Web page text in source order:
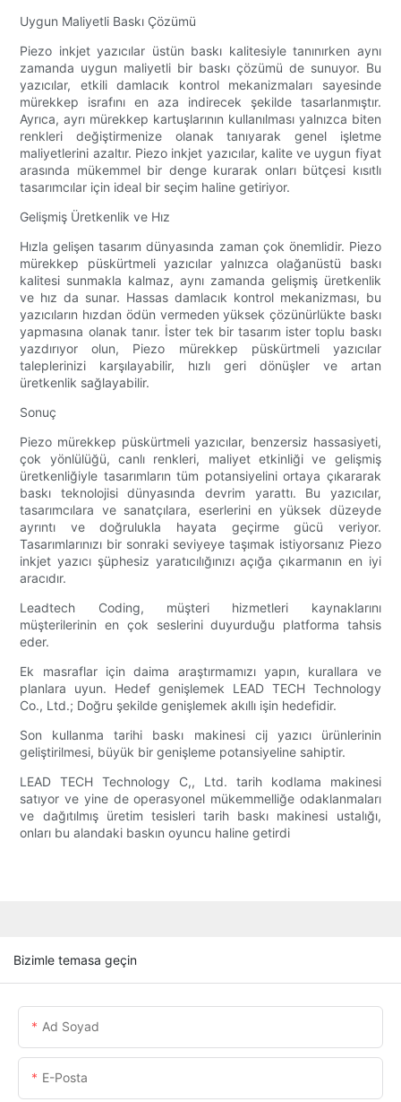
Uygun Maliyetli Baskı Çözümü
Piezo inkjet yazıcılar üstün baskı kalitesiyle tanınırken aynı
zamanda uygun maliyetli bir baskı çözümü de sunuyor. Bu
yazıcılar, etkili damlacık kontrol mekanizmaları sayesinde
mürekkep israfını en aza indirecek şekilde tasarlanmıştır.
Ayrıca, ayrı mürekkep kartuşlarının kullanılması yalnızca biten
renkleri değiştirmenize olanak tanıyarak genel işletme
maliyetlerini azaltır. Piezo inkjet yazıcılar, kalite ve uygun fiyat
arasında mükemmel bir denge kurarak onları bütçesi kısıtlı
tasarımcılar için ideal bir seçim haline getiriyor.
Gelişmiş Üretkenlik ve Hız
Hızla gelişen tasarım dünyasında zaman çok önemlidir. Piezo
mürekkep püskürtmeli yazıcılar yalnızca olağanüstü baskı
kalitesi sunmakla kalmaz, aynı zamanda gelişmiş üretkenlik
ve hız da sunar. Hassas damlacık kontrol mekanizması, bu
yazıcıların hızdan ödün vermeden yüksek çözünürlükte baskı
yapmasına olanak tanır. İster tek bir tasarım ister toplu baskı
yazdırıyor olun, Piezo mürekkep püskürtmeli yazıcılar
taleplerinizi karşılayabilir, hızlı geri dönüşler ve artan
üretkenlik sağlayabilir.
Sonuç
Piezo mürekkep püskürtmeli yazıcılar, benzersiz hassasiyeti,
çok yönlülüğü, canlı renkleri, maliyet etkinliği ve gelişmiş
üretkenliğiyle tasarımların tüm potansiyelini ortaya çıkararak
baskı teknolojisi dünyasında devrim yarattı. Bu yazıcılar,
tasarımcılara ve sanatçılara, eserlerini en yüksek düzeyde
ayrıntı ve doğrulukla hayata geçirme gücü veriyor.
Tasarımlarınızı bir sonraki seviyeye taşımak istiyorsanız Piezo
inkjet yazıcı şüphesiz yaratıcılığınızı açığa çıkarmanın en iyi
aracıdır.
Leadtech Coding, müşteri hizmetleri kaynaklarını
müşterilerinin en çok seslerini duyurduğu platforma tahsis
eder.
Ek masraflar için daima araştırmamızı yapın, kurallara ve
planlara uyun. Hedef genişlemek LEAD TECH Technology
Co., Ltd.; Doğru şekilde genişlemek akıllı işin hedefidir.
Son kullanma tarihi baskı makinesi cij yazıcı ürünlerinin
geliştirilmesi, büyük bir genişleme potansiyeline sahiptir.
LEAD TECH Technology C,, Ltd. tarih kodlama makinesi
satıyor ve yine de operasyonel mükemmelliğe odaklanmaları
ve dağıtılmış üretim tesisleri tarih baskı makinesi ustalığı,
onları bu alandaki baskın oyuncu haline getirdi
Bizimle temasa geçin
Ad Soyad
E-Posta